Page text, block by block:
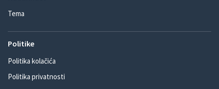
Tema
Politike
Politika kolačića
Politika privatnosti